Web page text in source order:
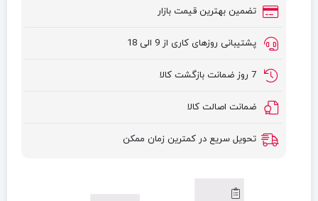
تضمین بهترین قیمت بازار
پشتیبانی روزهای کاری از 9 الی 18
7 روز ضمانت بازگشت کالا
ضمانت اصالت کالا
تحویل سریع در کمترین زمان ممکن